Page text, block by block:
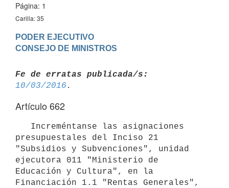
Página: 1
Carilla: 35
PODER EJECUTIVO
Fe de erratas publicada/s:
10/03/2016
Artículo 662
presupuestales del Inciso 21
"Subsidios y Subvenciones", unidad
ejecutora 011 "Ministerio de
Educación y Cultura", en la
Financiación 1.1 "Rentas Generales",